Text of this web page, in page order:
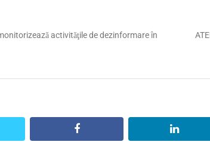
activităţile de dezinformare în
facebook linkedin